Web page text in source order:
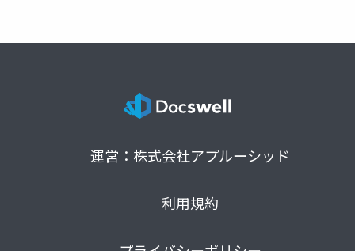
運営：株式会社アプルーシッド
利用規約